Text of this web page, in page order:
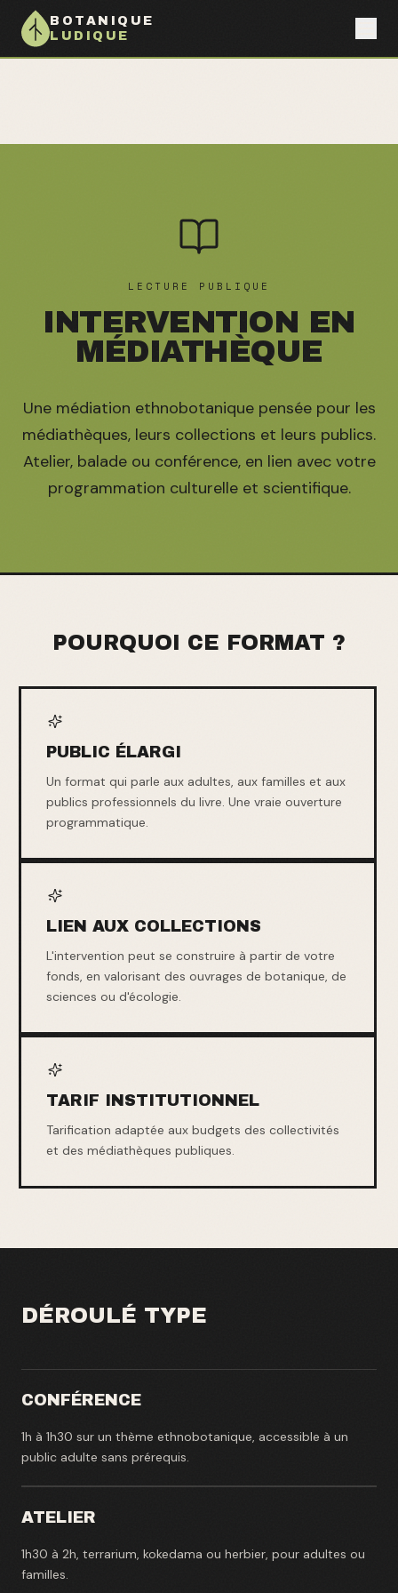
BOTANIQUE
LUDIQUE
LECTURE PUBLIQUE
INTERVENTION EN
MÉDIATHÈQUE
Une médiation ethnobotanique pensée pour les
médiathèques, leurs collections et leurs publics.
Atelier, balade ou conférence, en lien avec votre
programmation culturelle et scientifique.
POURQUOI CE FORMAT ?
PUBLIC ÉLARGI
Un format qui parle aux adultes, aux familles et aux
publics professionnels du livre. Une vraie ouverture
programmatique.
LIEN AUX COLLECTIONS
L'intervention peut se construire à partir de votre
fonds, en valorisant des ouvrages de botanique, de
sciences ou d'écologie.
TARIF INSTITUTIONNEL
Tarification adaptée aux budgets des collectivités
et des médiathèques publiques.
DÉROULÉ TYPE
CONFÉRENCE
1h à 1h30 sur un thème ethnobotanique, accessible à un
public adulte sans prérequis.
ATELIER
1h30 à 2h, terrarium, kokedama ou herbier, pour adultes ou
familles.